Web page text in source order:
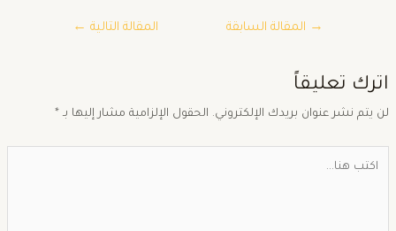
→المقالة السابقة المقالة التالية←
تعليقاً
يتم نشر عنوان بريدك الإلكتروني. الحقول الإلزامية مشار إليها بـ *